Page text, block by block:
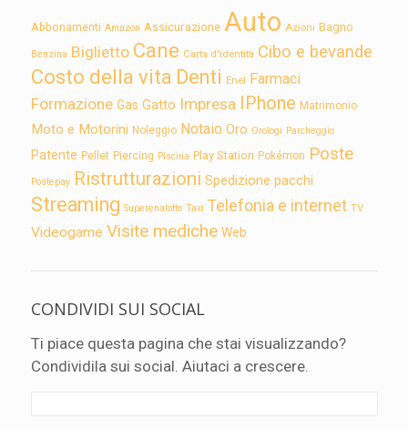
Abbonamenti Amazon Assicurazione Auto Azioni Bagno
Benzina Biglietto Cane Carta d'identità Cibo e bevande
Costo della vita Denti Enel Farmaci
Formazione Gas Gatto Impresa IPhone Matrimonio
Moto e Motorini Noleggio Notaio Oro Orologi Parcheggio
Patente Pellet Piercing Piscina Play Station Pokémon Poste
Postepay Ristrutturazioni Spedizione pacchi
Streaming Superenalotto Taxi Telefonia e internet TV
Videogame Visite mediche Web
CONDIVIDI SUI SOCIAL
Ti piace questa pagina che stai visualizzando?
Condividila sui social. Aiutaci a crescere.